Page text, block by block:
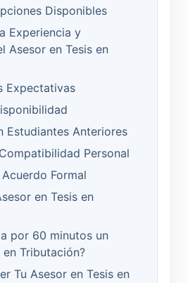
Disponibles
Experiencia y
Asesor en Tesis en
Expectativas
Estudiantes Anteriores
Personal
Formal
en Tesis en
por 60 minutos un
en Tributación?
Tu Asesor en Tesis en